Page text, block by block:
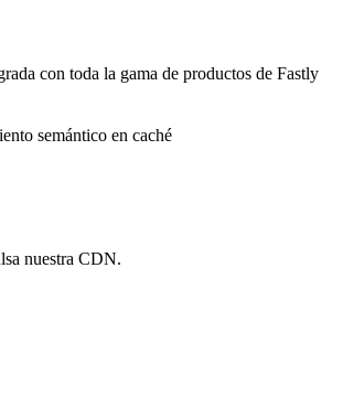
con toda la gama de productos de Fastly
semántico en caché
nuestra CDN.